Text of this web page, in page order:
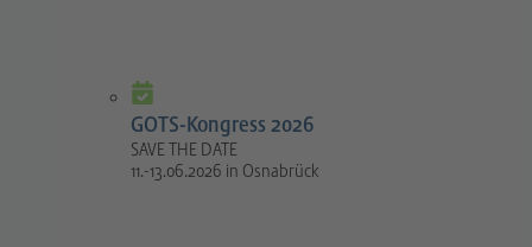
GOTS-Kongress 2026
SAVE THE DATE
11.-13.06.2026 in Osnabrück